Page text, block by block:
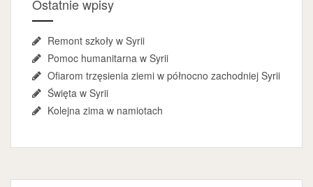
Ostatnie wpisy
Remont szkoły w Syrii
Pomoc humanitarna w Syrii
Ofiarom trzęsienia ziemi w północno zachodniej Syrii
Święta w Syrii
Kolejna zima w namiotach